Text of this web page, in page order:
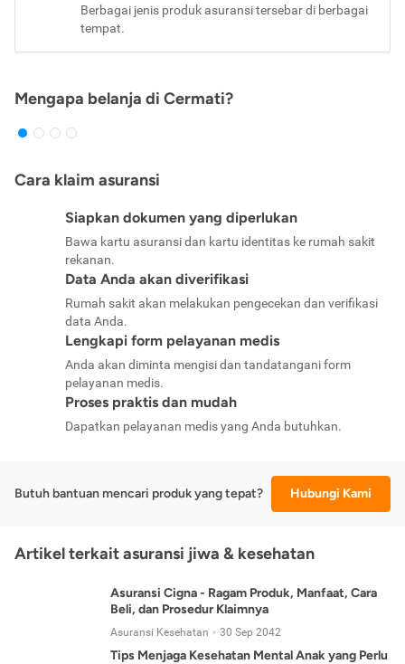
Berbagai jenis produk asuransi tersebar di berbagai
tempat.
Mengapa belanja di Cermati?
Cara klaim asuransi
Siapkan dokumen yang diperlukan
Bawa kartu asuransi dan kartu identitas ke rumah sakit
rekanan.
Data Anda akan diverifikasi
Rumah sakit akan melakukan pengecekan dan verifikasi
data Anda.
Lengkapi form pelayanan medis
Anda akan diminta mengisi dan tandatangani form
pelayanan medis.
Proses praktis dan mudah
Dapatkan pelayanan medis yang Anda butuhkan.
Butuh bantuan mencari produk yang tepat? Hubungi Kami
Artikel terkait asuransi jiwa & kesehatan
Asuransi Cigna - Ragam Produk, Manfaat, Cara
Beli, dan Prosedur Klaimnya
Asuransi Kesehatan 30 Sep 2042
Tips Menjaga Kesehatan Mental Anak yang Perlu